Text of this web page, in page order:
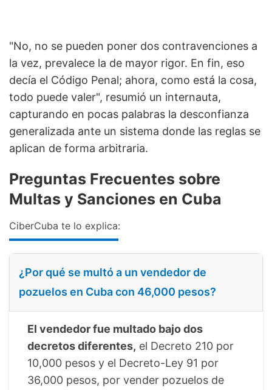
"No, no se pueden poner dos contravenciones a
la vez, prevalece la de mayor rigor. En fin, eso
decía el Código Penal; ahora, como está la cosa,
todo puede valer", resumió un internauta,
capturando en pocas palabras la desconfianza
generalizada ante un sistema donde las reglas se
aplican de forma arbitraria.
Preguntas Frecuentes sobre
Multas y Sanciones en Cuba
CiberCuba te lo explica:
¿Por qué se multó a un vendedor de
pozuelos en Cuba con 46,000 pesos?
El vendedor fue multado bajo dos
decretos diferentes, el Decreto 210 por
10,000 pesos y el Decreto-Ley 91 por
36,000 pesos, por vender pozuelos de